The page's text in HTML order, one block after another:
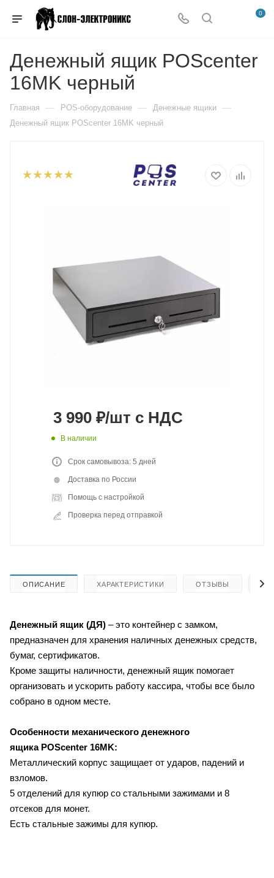
0
Денежный ящик POScenter
16MK черный
Главная — POS-оборудование — Денежные ящики —
Денежный ящик POScenter 16MK черный
3 990 ₽/шт с НДС
В наличии
Срок самовывоза: 5 дней
Доставка по России
Помощь с настройкой
Проверка перед отправкой
ОПИСАНИЕ ХАРАКТЕРИСТИКИ ОТЗЫВЫ
Денежный ящик (ДЯ) – это контейнер с замком,
предназначен для хранения наличных денежных средств,
бумаг, сертификатов.
Кроме защиты наличности, денежный ящик помогает
организовать и ускорить работу кассира, чтобы все было
собрано в одном месте.
Особенности механического денежного
ящика POScenter 16MK:
Металлический корпус защищает от ударов, падений и
взломов.
5 отделений для купюр со стальными зажимами и 8
отсеков для монет.
Есть стальные зажимы для купюр.